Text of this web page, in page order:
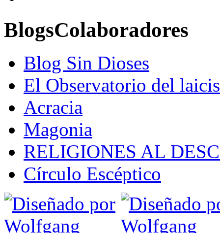
BlogsColaboradores
Blog Sin Dioses
El Observatorio del
Acracia
Magonia
RELIGIONES AL
Círculo Escéptico